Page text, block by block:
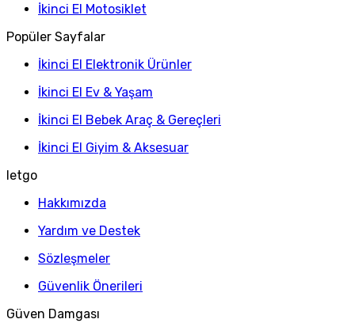
İkinci El Motosiklet
Popüler Sayfalar
İkinci El Elektronik Ürünler
İkinci El Ev & Yaşam
İkinci El Bebek Araç & Gereçleri
İkinci El Giyim & Aksesuar
letgo
Hakkımızda
Yardım ve Destek
Sözleşmeler
Güvenlik Önerileri
Güven Damgası